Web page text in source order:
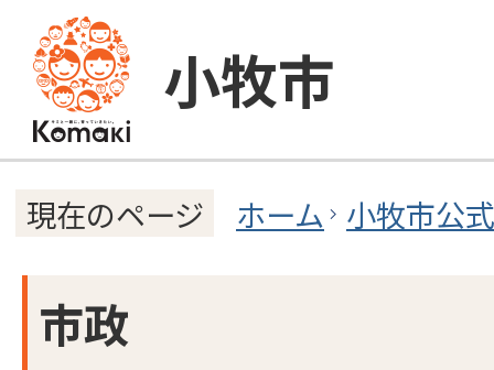
小牧市
現在のページ ホーム 小牧市公
市政